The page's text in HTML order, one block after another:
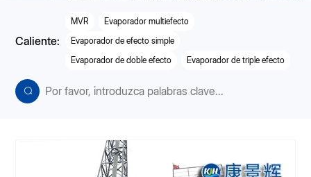
Caliente:
MVR
Evaporador multiefecto
Evaporador de efecto simple
Evaporador de doble efecto
Evaporador de triple efecto